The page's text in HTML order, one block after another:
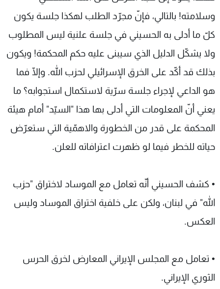
وسلامته! بالتالي، فإنّ مجرّد الطلب لهكذا جلسة يكون
كلّ ما أدلى به الحسيني في جلسة علنية ليس المطلوب
ولا يشكّل الدليل الذي سيبنى عليه حكم المحكمة! ويكون
بذلك قد أكّد على الخرق الإسرائيلي لحزب الله. وإلّا فما
هو الداعي لإجراء جلسة سرّية لاستكمال استجوابه؟ ما
يعني أنّ المعلومات التي أدلى بها هذا "السيّد" أمام هيئة
المحكمة على قدر من الخطورة والاهمّية التي ستعرّض
حياته للخطر فيما لو ظهرت اعترافاته للعلن.
• كشف الحسيني أنّه تعامل مع الموساد لاختراق "حزب
الله" في لبنان، ولكن على خلفية اختراق الموساد وليس
العكس.
• تعامل مع المجلس الإيراني المعارض لخرق الحرس
الثوري الإيراني.